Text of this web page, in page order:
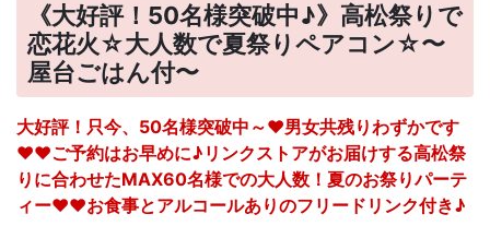
《大好評！50名様突破中♪》高松祭りで
恋花火☆大人数で夏祭りペアコン☆〜
屋台ごはん付〜
大好評！只今、50名様突破中～♥男女共残りわずかです
♥♥ご予約はお早めに♪リンクストアがお届けする高松祭
りに合わせたMAX60名様での大人数！夏のお祭りパーテ
ィー♥♥お食事とアルコールありのフリードリンク付き♪